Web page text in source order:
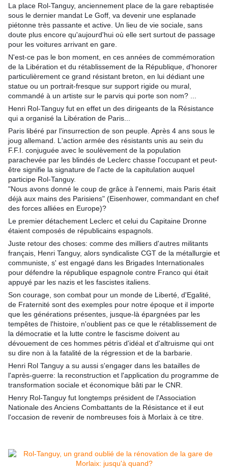
La place Rol-Tanguy, anciennement place de la gare rebaptisée
sous le dernier mandat Le Goff, va devenir une esplanade
piétonne très passante et active. Un lieu de vie sociale, sans
doute plus encore qu'aujourd'hui où elle sert surtout de passage
pour les voitures arrivant en gare.
N'est-ce pas le bon moment, en ces années de commémoration
de la Libération et du rétablissement de la République, d'honorer
particulièrement ce grand résistant breton, en lui dédiant une
statue ou un portrait-fresque sur support rigide ou mural,
commandé à un artiste sur le parvis qui porte son nom? ...
Henri Rol-Tanguy fut en effet un des dirigeants de la Résistance
qui a organisé la Libération de Paris...
Paris libéré par l'insurrection de son peuple. Après 4 ans sous le
joug allemand. L'action armée des résistants unis au sein du
F.F.I. conjuguée avec le soulèvement de la population
parachevée par les blindés de Leclerc chasse l'occupant et peut-
être signifie la signature de l'acte de la capitulation auquel
participe Rol-Tanguy.
"Nous avons donné le coup de grâce à l'ennemi, mais Paris était
déjà aux mains des Parisiens" (Eisenhower, commandant en chef
des forces alliées en Europe)?
Le premier détachement Leclerc et celui du Capitaine Dronne
étaient composés de républicains espagnols.
Juste retour des choses: comme des milliers d'autres militants
français, Henri Tanguy, alors syndicaliste CGT de la métallurgie et
communiste, s' est engagé dans les Brigades Internationales
pour défendre la république espagnole contre Franco qui était
appuyé par les nazis et les fascistes italiens.
Son courage, son combat pour un monde de Liberté, d'Egalité,
de Fraternité sont des exemples pour notre époque et il importe
que les générations présentes, jusque-là épargnées par les
tempêtes de l'histoire, n'oublient pas ce que le rétablissement de
la démocratie et la lutte contre le fascisme doivent au
dévouement de ces hommes pétris d'idéal et d'altruisme qui ont
su dire non à la fatalité de la régression et de la barbarie.
Henri Rol Tanguy a su aussi s'engager dans les batailles de
l'après-guerre: la reconstruction et l'application du programme de
transformation sociale et économique bâti par le CNR.
Henry Rol-Tanguy fut longtemps président de l'Association
Nationale des Anciens Combattants de la Résistance et il eut
l'occasion de revenir de nombreuses fois à Morlaix à ce titre.